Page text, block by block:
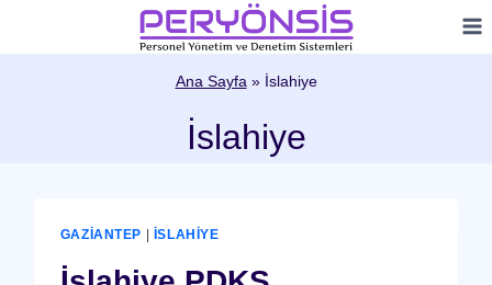
Ana Sayfa» İslahiye
İslahiye
GAZIANTEP | İSLAHIYE